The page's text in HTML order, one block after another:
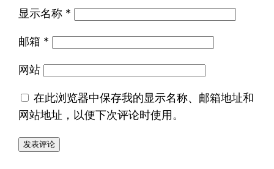
显示名称 *
邮箱 *
网站
在此浏览器中保存我的显示名称、邮箱地址和
网站地址，以便下次评论时使用。